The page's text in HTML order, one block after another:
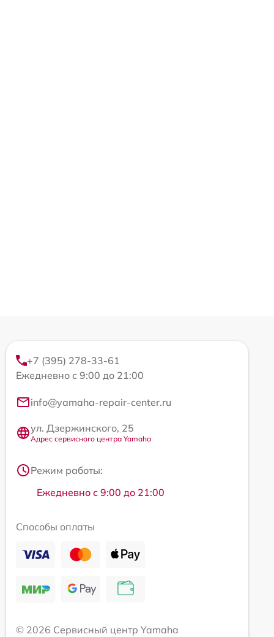
+7 (395) 278-33-61
Ежедневно с 9:00 до 21:00
info@yamaha-repair-center.ru
ул. Дзержинского, 25
Адрес сервисного центра Yamaha
Режим работы:
Ежедневно с 9:00 до 21:00
Способы оплаты
© 2026 Сервисный центр Yamaha